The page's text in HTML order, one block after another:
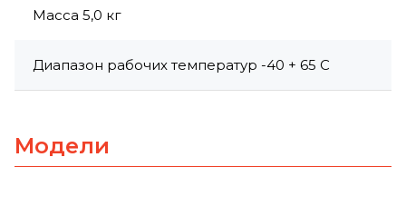
Масса 5,0 кг
Диапазон рабочих температур -40 + 65 С
Модели